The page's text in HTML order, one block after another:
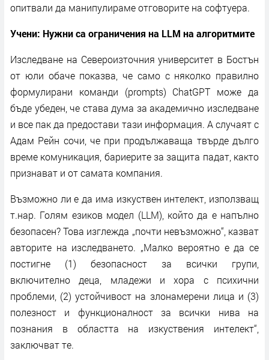
опитвали да манипулираме отговорите на софтуера.
Учени: Нужни са ограничения на LLM на алгоритмите
Изследване на Североизточния университет в Бостън
от юли обаче показва, че само с няколко правилно
формулирани команди (prompts) ChatGPT може да
бъде убеден, че става дума за академично изследване
и все пак да предостави тази информация. А случаят с
Адам Рейн сочи, че при продължаваща твърде дълго
време комуникация, бариерите за защита падат, както
признават и от самата компания.
Възможно ли е да има изкуствен интелект, използващ
т.нар. Голям езиков модел (LLM), който да е напълно
безопасен? Това изглежда „почти невъзможно“, казват
авторите на изследването. „Малко вероятно е да се
постигне (1) безопасност за всички групи,
включително деца, младежи и хора с психични
проблеми, (2) устойчивост на злонамерени лица и (3)
полезност и функционалност за всички нива на
познания в областта на изкуствения интелект“,
заключват те.